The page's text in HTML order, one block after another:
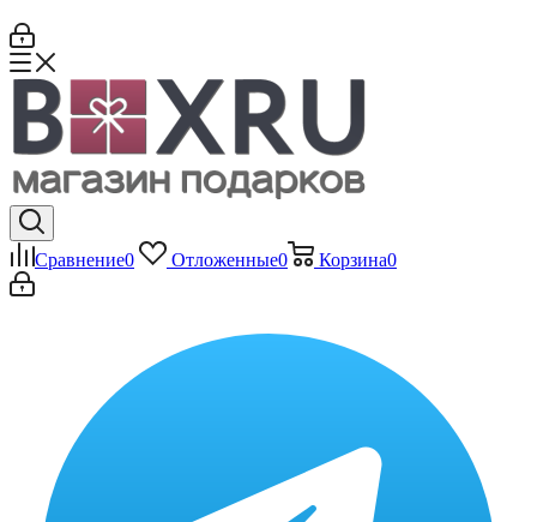
Сравнение0 Отложенные0 Корзина0